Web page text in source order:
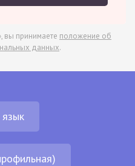
вы принимаете положение об
данных.
язык